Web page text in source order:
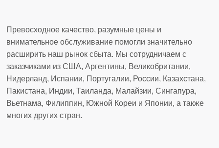
Превосходное качество, разумные цены и
внимательное обслуживание помогли значительно
расширить наш рынок сбыта. Мы сотрудничаем с
заказчиками из США, Аргентины, Великобритании,
Нидерланд, Испании, Португалии, России, Казахстана,
Пакистана, Индии, Таиланда, Малайзии, Сингапура,
Вьетнама, Филиппин, Южной Кореи и Японии, а также
многих других стран.